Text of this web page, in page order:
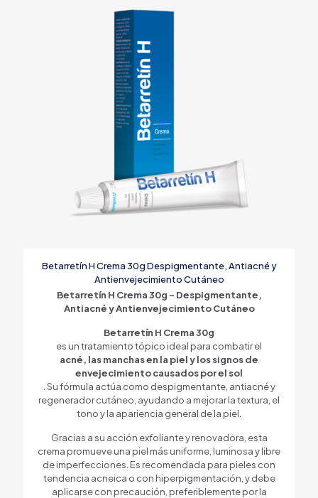
Betarretín H Crema 30g Despigmentante, Antiacné y
Antienvejecimiento Cutáneo
Betarretín H Crema 30g – Despigmentante,
Antiacné y Antienvejecimiento Cutáneo
Betarretín H Crema 30g
es un tratamiento tópico ideal para combatir el
acné, las manchas en la piel y los signos de
envejecimiento causados por el sol
. Su fórmula actúa como despigmentante, antiacné y
regenerador cutáneo, ayudando a mejorar la textura, el
tono y la apariencia general de la piel.
Gracias a su acción exfoliante y renovadora, esta
crema promueve una piel más uniforme, luminosa y libre
de imperfecciones. Es recomendada para pieles con
tendencia acneica o con hiperpigmentación, y debe
aplicarse con precaución, preferiblemente por la